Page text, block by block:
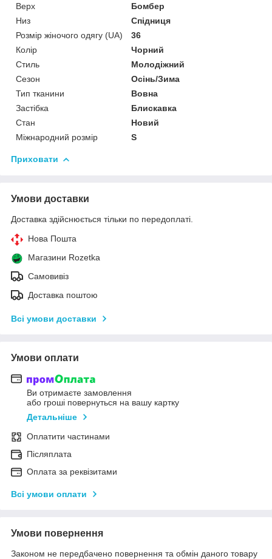
Верх
Бомбер
Низ
Спідниця
Розмір жіночого одягу (UA)
36
Колір
Чорний
Стиль
Молодіжний
Сезон
Осінь/Зима
Тип тканини
Вовна
Застібка
Блискавка
Стан
Новий
Міжнародний розмір
S
Приховати
Умови доставки
Доставка здійснюється тільки по передоплаті.
Нова Пошта
Магазини Rozetka
Самовивіз
Доставка поштою
Всі умови доставки
Умови оплати
Ви отримаєте замовлення
або гроші повернуться на вашу картку
Детальніше
Оплатити частинами
Післяплата
Оплата за реквізитами
Всі умови оплати
Умови повернення
Законом не передбачено повернення та обмін даного товару